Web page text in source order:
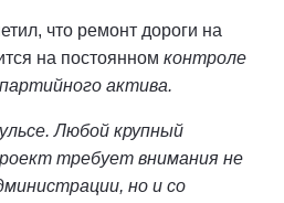
что ремонт дороги на
на постоянном контроле
актива.
Любой крупный
требует внимания не
но и со